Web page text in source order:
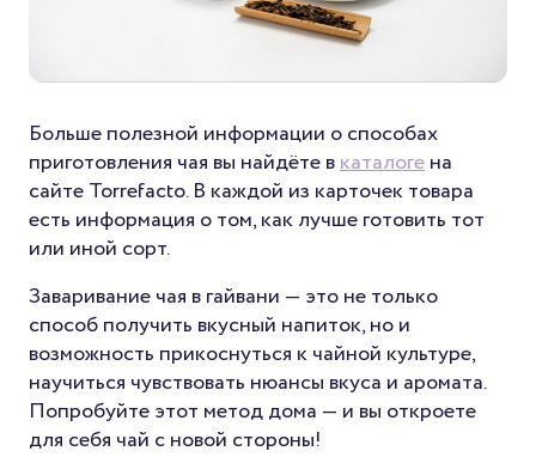
Больше полезной информации о способах
приготовления чая вы найдёте вкаталогена
сайте Torrefacto. В каждой из карточек товара
есть информация о том, как лучше готовить тот
или иной сорт.
Заваривание чая в гайвани — это не только
способ получить вкусный напиток, но и
возможность прикоснуться к чайной культуре,
научиться чувствовать нюансы вкуса и аромата.
Попробуйте этот метод дома — и вы откроете
для себя чай с новой стороны!